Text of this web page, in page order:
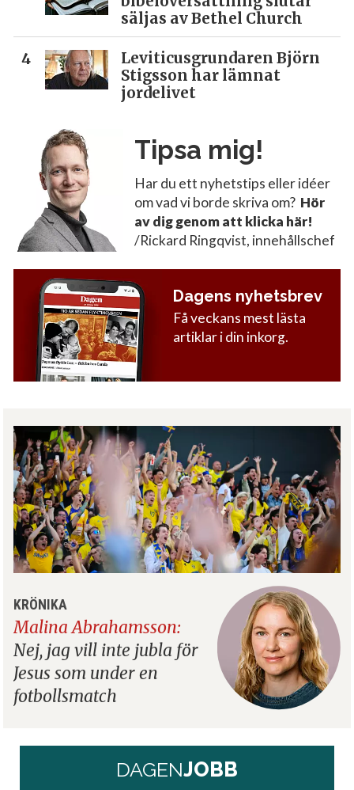
säljas av Bethel Church
Leviticusgrundaren Björn
Stigsson har lämnat
jordelivet
Tipsa mig!
Har du ett nyhetstips eller idéer
om vad vi borde skriva om? Hör
av dig genom att klicka här!
/Rickard Ringqvist, innehållschef
Dagens nyhetsbrev
Få veckans mest lästa
artiklar i din inkorg.
KRÖNIKA
Malina Abrahamsson:
Nej, jag vill inte jubla för
Jesus som under en
fotbollsmatch